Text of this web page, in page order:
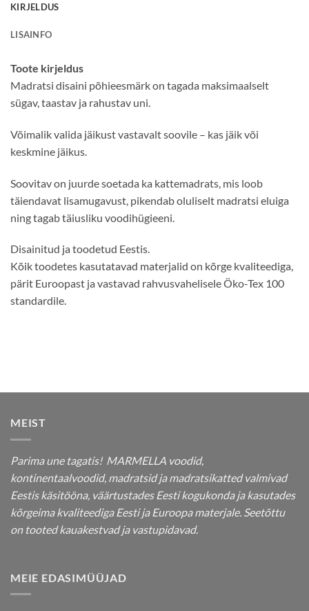
KIRJELDUS
LISAINFO
Toote kirjeldus
Madratsi disaini põhieesmärk on tagada maksimaalselt
sügav, taastav ja rahustav uni.
Võimalik valida jäikust vastavalt soovile – kas jäik või
keskmine jäikus.
Soovitav on juurde soetada ka kattemadrats, mis loob
täiendavat lisamugavust, pikendab oluliselt madratsi eluiga
ning tagab täiusliku voodihügieeni.
Disainitud ja toodetud Eestis.
Kõik toodetes kasutatavad materjalid on kõrge kvaliteediga,
pärit Euroopast ja vastavad rahvusvahelisele Öko-Tex 100
standardile.
MEIST
Parima une tagatis! MARMELLA voodid,
kontinentaalvoodid, madratsid ja madratsikatted valmivad
Eestis käsitööna, väärtustades Eesti kogukonda ja kasutades
kõrgeima kvaliteediga Eesti ja Euroopa materjale. Seetõttu
on tooted kauakestvad ja vastupidavad.
MEIE EDASIMÜÜJAD